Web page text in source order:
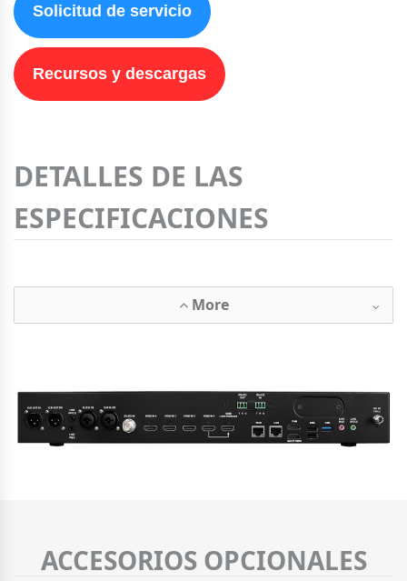
Solicitud de servicio
Recursos y descargas
DETALLES DE LAS
ESPECIFICACIONES
More
ACCESORIOS OPCIONALES